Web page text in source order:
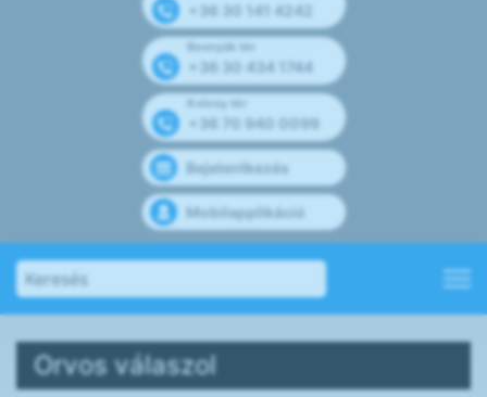
+36 30 141 4242
Bosnyák tér
+36 30 434 1744
Kolosy tér
+36 70 940 0099
Bejelentkezés
Mobilapplikáció
Orvos válaszol